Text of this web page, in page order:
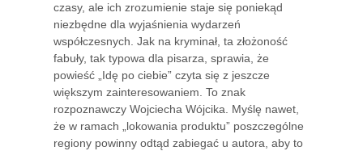
czasy, ale ich zrozumienie staje się poniekąd
niezbędne dla wyjaśnienia wydarzeń
współczesnych. Jak na kryminał, ta złożoność
fabuły, tak typowa dla pisarza, sprawia, że
powieść „Idę po ciebie” czyta się z jeszcze
większym zainteresowaniem. To znak
rozpoznawczy Wojciecha Wójcika. Myślę nawet,
że w ramach „lokowania produktu” poszczególne
regiony powinny odtąd zabiegać u autora, aby to